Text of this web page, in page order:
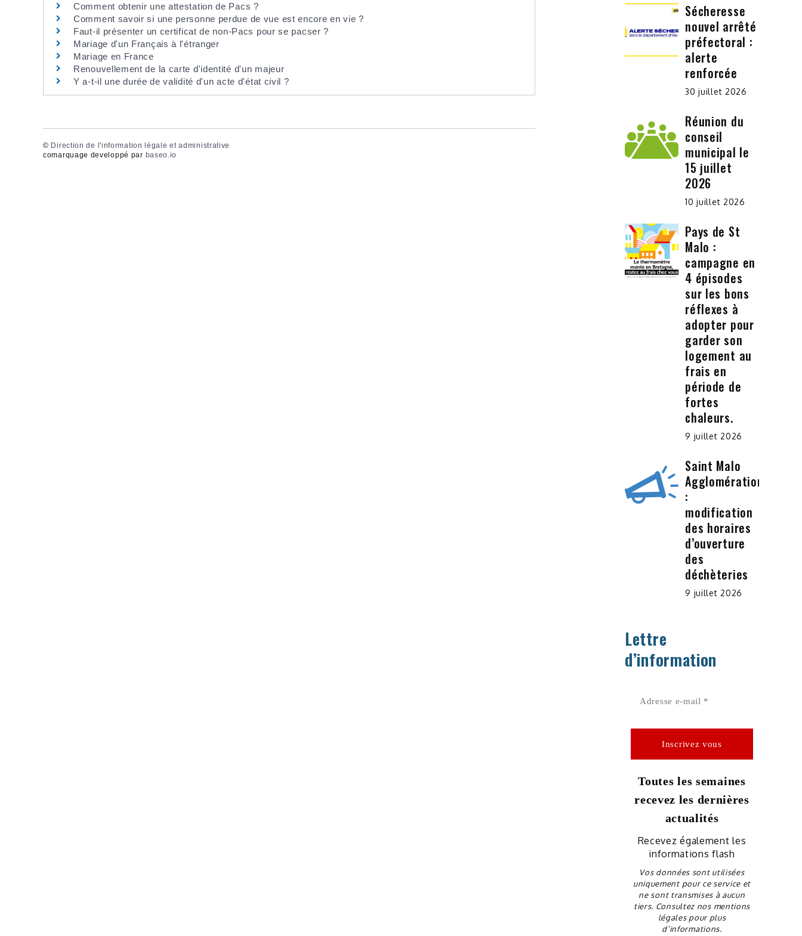
Comment obtenir une attestation de Pacs ?
Comment savoir si une personne perdue de vue est encore en vie ?
Faut-il présenter un certificat de non-Pacs pour se pacser ?
Mariage d'un Français à l'étranger
Mariage en France
Renouvellement de la carte d'identité d'un majeur
Y a-t-il une durée de validité d'un acte d'état civil ?
© Direction de l'information légale et administrative
comarquage developpé par baseo.io
Sécheresse
nouvel arrêté
préfectoral :
alerte
renforcée
30 juillet 2026
Réunion du
conseil
municipal le
15 juillet
2026
10 juillet 2026
Pays de St
Malo :
campagne en
4 épisodes
sur les bons
réflexes à
adopter pour
garder son
logement au
frais en
période de
fortes
chaleurs.
9 juillet 2026
Saint Malo
Agglomération
:
modification
des horaires
d’ouverture
des
déchèteries
9 juillet 2026
Lettre
d’information
Toutes les semaines
recevez les dernières
actualités
Recevez également les
informations flash
Vos données sont utilisées
uniquement pour ce service et
ne sont transmises à aucun
tiers. Consultez nos mentions
légales pour plus
d’informations.